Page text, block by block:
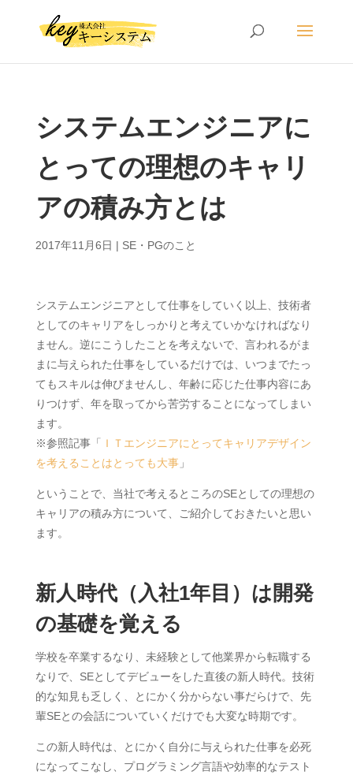
システムエンジニアに
とっての理想のキャリ
アの積み方とは
2017年11月6日 | SE・PGのこと
システムエンジニアとして仕事をしていく以上、技術者
としてのキャリアをしっかりと考えていかなければなり
ません。逆にこうしたことを考えないで、言われるがま
まに与えられた仕事をしているだけでは、いつまでたっ
てもスキルは伸びませんし、年齢に応じた仕事内容にあ
りつけず、年を取ってから苦労することになってしまい
ます。
※参照記事「
ＩＴエンジニアにとってキャリアデザイン
を考えることはとっても大事」
ということで、当社で考えるところのSEとしての理想の
キャリアの積み方について、ご紹介しておきたいと思い
ます。
新人時代（入社1年目）は開発
の基礎を覚える
学校を卒業するなり、未経験として他業界から転職する
なりで、SEとしてデビューをした直後の新人時代。技術
的な知見も乏しく、とにかく分からない事だらけで、先
輩SEとの会話についていくだけでも大変な時期です。
この新人時代は、とにかく自分に与えられた仕事を必死
になってこなし、プログラミング言語や効率的なテスト